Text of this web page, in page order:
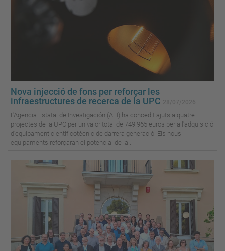
Nova injecció de fons per reforçar les
infraestructures de recerca de la UPC
L'Agencia Estatal de Investigación (AEI) ha concedit ajuts a quatre
projectes de la UPC per un valor total de 749.965 euros per a l'adquisició
d'equipament cientificotècnic de darrera generació. Els nous
equipaments reforçaran el potencial de la...